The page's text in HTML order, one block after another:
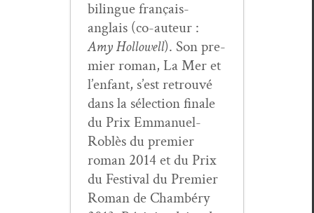
bilingue français-
anglais (co-auteur :
Amy Hol­low­ell). Son pre­
mier roman, La Mer et
l’enfant, s’est retrou­vé
dans la sélec­tion finale
du Prix Emmanuel-
Rob­lès du pre­mier
roman 2014 et du Prix
du Fes­ti­val du Pre­mier
Roman de Cham­béry